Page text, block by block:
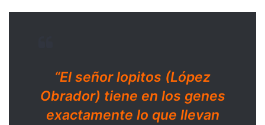
“El señor lopitos (López
Obrador) tiene en los genes
exactamente lo que llevan